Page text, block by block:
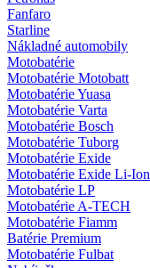
Fanfaro
Starline
Nákladné automobily
Motobatérie
Motobatérie Motobatt
Motobatérie Yuasa
Motobatérie Varta
Motobatérie Bosch
Motobatérie Tuborg
Motobatérie Exide
Motobatérie Exide Li-Ion
Motobatérie LP
Motobatérie A-TECH
Motobatérie Fiamm
Batérie Premium
Motobatérie Fulbat